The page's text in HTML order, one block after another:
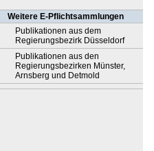
Weitere E-Pflichtsammlungen
Publikationen aus dem
Regierungsbezirk Düsseldorf
Publikationen aus den
Regierungsbezirken Münster,
Arnsberg und Detmold